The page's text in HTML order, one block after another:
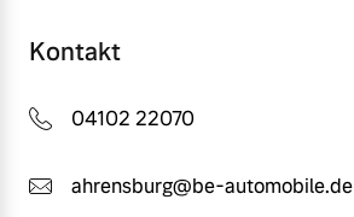
Kontakt
04102 22070
ahrensburg@be-automobile.de